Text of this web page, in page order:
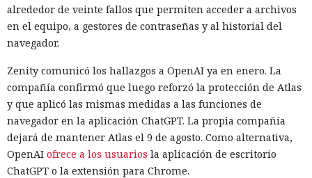
alrededor de veinte fallos que permiten acceder a archivos
en el equipo, a gestores de contraseñas y al historial del
navegador.
Zenity comunicó los hallazgos a OpenAI ya en enero. La
compañía confirmó que luego reforzó la protección de Atlas
y que aplicó las mismas medidas a las funciones de
navegador en la aplicación ChatGPT. La propia compañía
dejará de mantener Atlas el 9 de agosto. Como alternativa,
OpenAI ofrece a los usuarios la aplicación de escritorio
ChatGPT o la extensión para Chrome.